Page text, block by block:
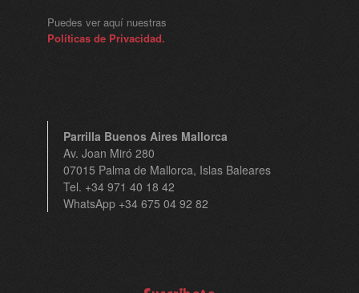
Puedes ver aquí nuestras
Políticas de Privacidad.
Parrilla Buenos Aires Mallorca
Av. Joan Miró 280
07015 Palma de Mallorca, Islas Baleares
Tel. +34 971 40 18 42
WhatsApp +34 675 04 92 82